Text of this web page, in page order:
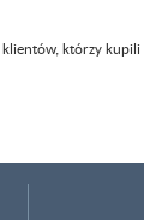
którzy